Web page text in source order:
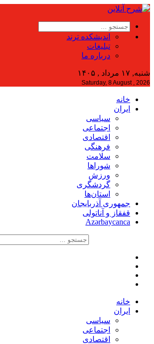
اندیشکده ترند
تبلیغات
درباره ما
شنبه, ۱۷ مرداد , ۱۴۰۵
Saturday, 8 August , 2026
خانه
ایران
سیاسی
اجتماعی
اقتصادی
فرهنگی
سلامت
شوراها
ورزش
گردشگری
استان‌ها
جمهوری آذربایجان
قفقاز و آناتولی
Azərbaycanca
خانه
ایران
سیاسی
اجتماعی
اقتصادی